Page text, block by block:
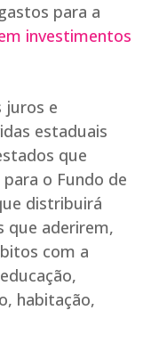
para a
investimentos
juros e
estaduais
que
o Fundo de
distribuirá
que aderirem,
com a
habitação,